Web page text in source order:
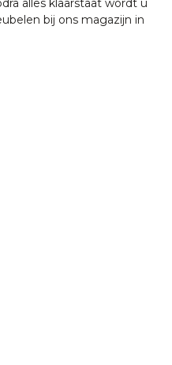
alles klaarstaat wordt u
bij ons magazijn in